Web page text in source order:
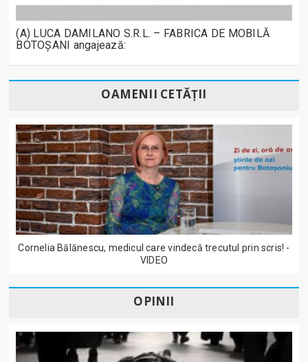
(A) LUCA DAMILANO S.R.L. – FABRICA DE MOBILĂ
BOTOȘANI angajează:
OAMENII CETĂȚII
Cornelia Bălănescu, medicul care vindecă trecutul prin scris! -
VIDEO
OPINII